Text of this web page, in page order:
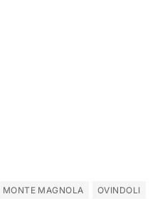
MONTE MAGNOLA OVINDOLI